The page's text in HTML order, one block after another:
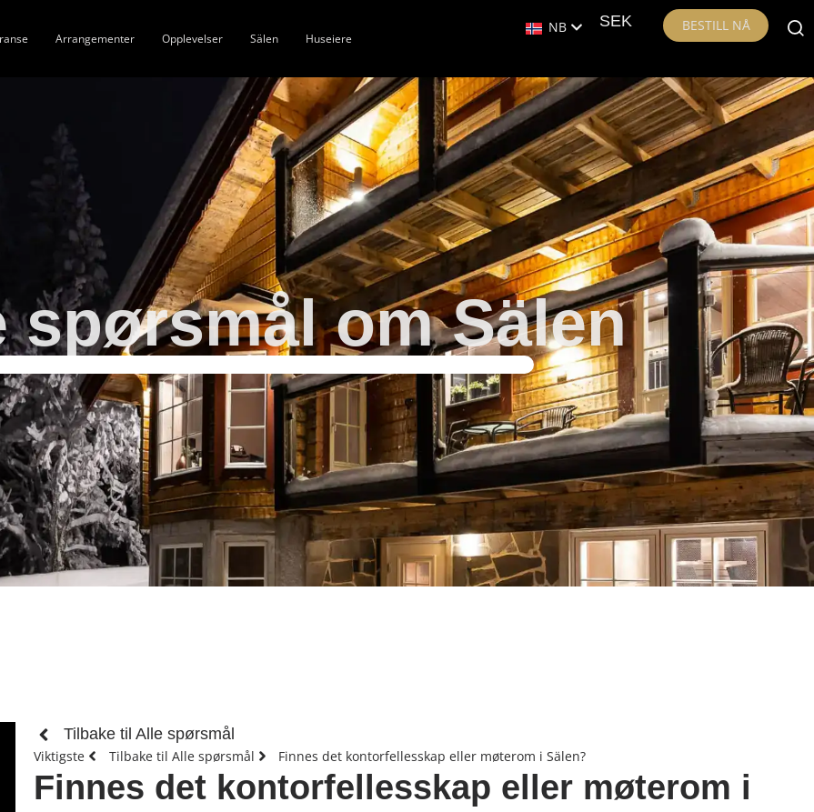
Arrangementer Opplevelser Sälen Huseiere
NB SEK BESTILL NÅ
spørsmål om Sälen
Tilbake til Alle spørsmål
Viktigste Tilbake til Alle spørsmål Finnes det kontorfellesskap eller møterom i Sälen?
Finnes det kontorfellesskap eller møterom i